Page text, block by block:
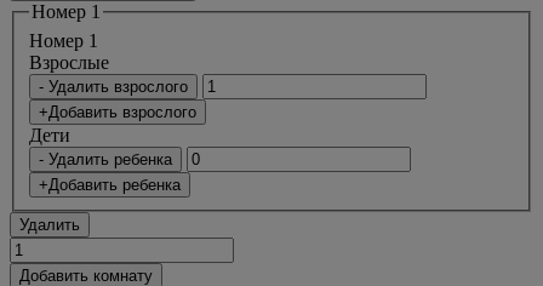
Номер 1
Номер 1
Bзрослые
- Удалить взрослого
+Добавить взрослого
Дети
- Удалить ребенка
+Добавить ребенка
Удалить
Добавить комнату